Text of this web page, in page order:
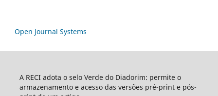
Open Journal Systems
A RECI adota o selo Verde do Diadorim: permite o
armazenamento e acesso das versões pré-print e pós-